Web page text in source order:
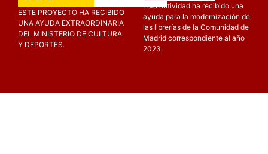
ESTE PROYECTO HA RECIBIDO
UNA AYUDA EXTRAORDINARIA
DEL MINISTERIO DE CULTURA
Y DEPORTES.
Esta actividad ha recibido una
ayuda para la modernización de
las librerías de la Comunidad de
Madrid correspondiente al año
2023.